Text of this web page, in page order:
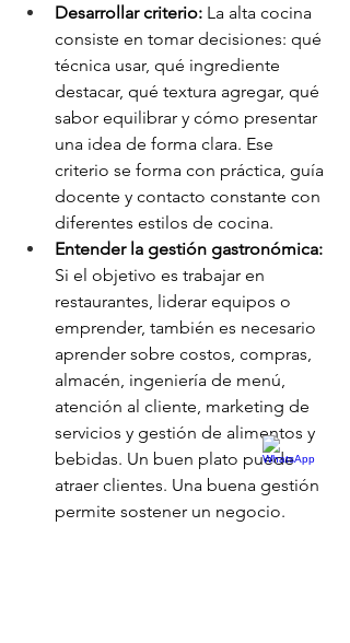
Desarrollar criterio: La alta cocina
consiste en tomar decisiones: qué
técnica usar, qué ingrediente
destacar, qué textura agregar, qué
sabor equilibrar y cómo presentar
una idea de forma clara. Ese
criterio se forma con práctica, guía
docente y contacto constante con
diferentes estilos de cocina.
Entender la gestión gastronómica:
Si el objetivo es trabajar en
restaurantes, liderar equipos o
emprender, también es necesario
aprender sobre costos, compras,
almacén, ingeniería de menú,
atención al cliente, marketing de
servicios y gestión de alimentos y
bebidas. Un buen plato puede
atraer clientes. Una buena gestión
permite sostener un negocio.